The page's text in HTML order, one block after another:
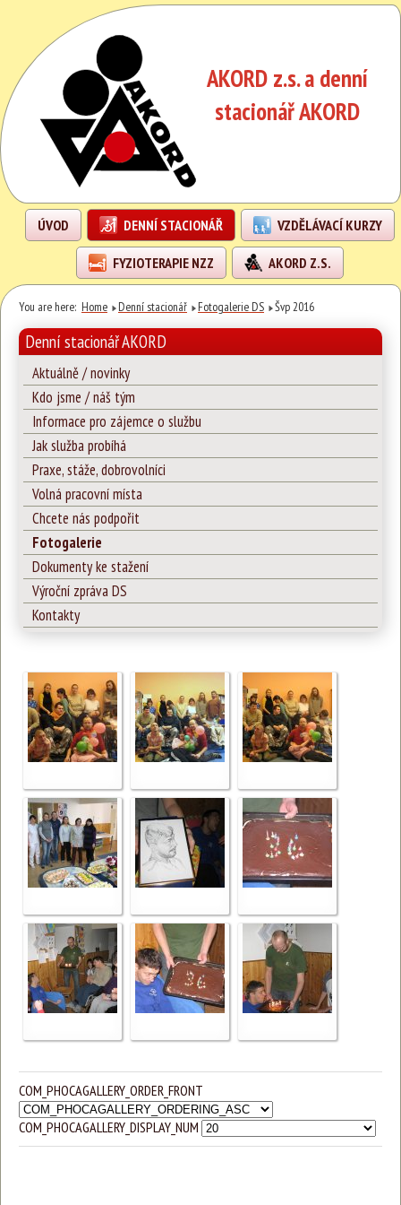
AKORD z.s. a denní
stacionář AKORD
ÚVOD DENNÍ STACIONÁŘ VZDĚLÁVACÍ KURZY
FYZIOTERAPIE NZZ AKORD Z.S.
You are here: Home Denní stacionář Fotogalerie DS Švp 2016
Denní stacionář AKORD
Aktuálně / novinky
Kdo jsme / náš tým
Informace pro zájemce o službu
Jak služba probíhá
Praxe, stáže, dobrovolníci
Volná pracovní místa
Chcete nás podpořit
Fotogalerie
Dokumenty ke stažení
Výroční zpráva DS
Kontakty
COM_PHOCAGALLERY_ORDER_FRONT
COM_PHOCAGALLERY_DISPLAY_NUM